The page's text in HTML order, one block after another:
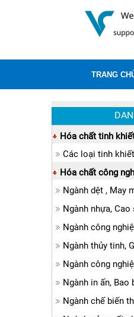
TRANG
Hóa chất tinh
Các loại tinh khiết
Hóa chất công
Ngành dệt , May
Ngành nhựa, Cao
Ngành công
Ngành thủy tinh,
Ngành công
Ngành in ấn, Bao
Ngành chế biến